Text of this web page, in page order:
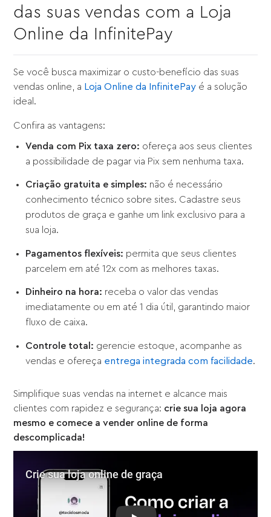
das suas vendas com a Loja
Online da InfinitePay
Se você busca maximizar o custo-benefício das suas
vendas online, a Loja Online da InfinitePay é a solução
ideal.
Confira as vantagens:
Venda com Pix taxa zero: ofereça aos seus clientes
a possibilidade de pagar via Pix sem nenhuma taxa.
Criação gratuita e simples: não é necessário
conhecimento técnico sobre sites. Cadastre seus
produtos de graça e ganhe um link exclusivo para a
sua loja.
Pagamentos flexíveis: permita que seus clientes
parcelem em até 12x com as melhores taxas.
Dinheiro na hora: receba o valor das vendas
imediatamente ou em até 1 dia útil, garantindo maior
fluxo de caixa.
Controle total: gerencie estoque, acompanhe as
vendas e ofereça entrega integrada com facilidade.
Simplifique suas vendas na internet e alcance mais
clientes com rapidez e segurança: crie sua loja agora
mesmo e comece a vender online de forma
descomplicada!